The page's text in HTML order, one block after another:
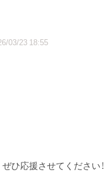
03/23 18:55
ひ応援させてください！